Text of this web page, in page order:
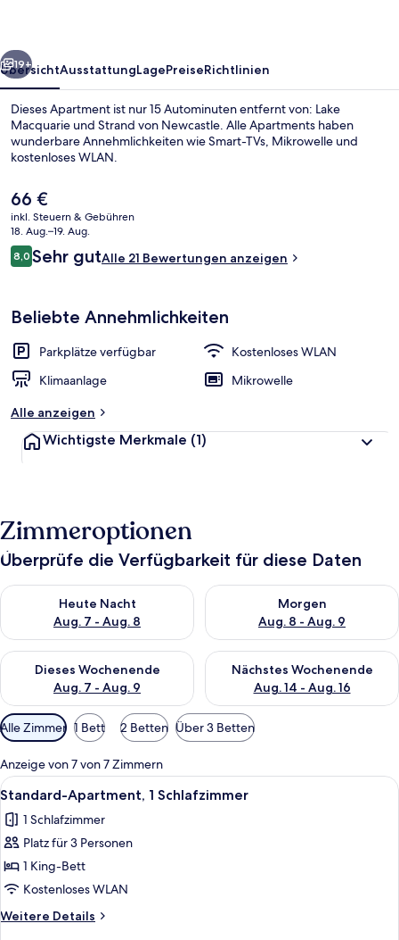
Mikrowelle
Weiter
19+
ÜbersichtAusstattungLagePreiseRichtlinien
Dieses Apartment ist nur 15 Autominuten entfernt von: Lake
Macquarie und Strand von Newcastle. Alle Apartments haben
wunderbare Annehmlichkeiten wie Smart-TVs, Mikrowelle und
kostenloses WLAN.
Der
aktuelle
Preis
beträgt
66 €.
66 €
inkl. Steuern & Gebühren
18. Aug.–19. Aug.
Bewertungen
8,08,0 von 10.
Sehr gutAlle 21 Bewertungen anzeigen
Beliebte Annehmlichkeiten
Parkplätze verfügbar
Kostenloses WLAN
Klimaanlage
Mikrowelle
Alle anzeigen
Wichtigste Merkmale (1)
Zimmeroptionen
Überprüfe die Verfügbarkeit für diese Daten
Heute Nacht
Aug. 7 - Aug. 8
Überprüfe die Verfügbarkeit für heute Nacht, Aug. 7 - Aug. 8.
Morgen
Aug. 8 - Aug. 9
Überprüfe die Verfügbarkeit
Dieses Wochenende
Aug. 7 - Aug. 9
Überprüfe die Verfügbarkeit für dieses Wochenende, Aug. 7
Nächstes Wochenende
Aug. 14 - Aug. 16
Überprüfe die Verfügbarkeit
Verfügbare
Filter
für
Zimmer
Alle Zimmer 1 Bett 2 Betten Über 3 Betten
Anzeige von 7 von 7 Zimmern
Alle
Fotos
für
Standard-
Apartment,
1
Schlafzimmer
anzeigen
Ein ordentlich bezogenes Bett mit
9
Standard-Apartment, 1 Schlafzimmer
1 Schlafzimmer
Platz für 3 Personen
1 King-Bett
Kostenloses WLAN
Weitere Details
Weitere